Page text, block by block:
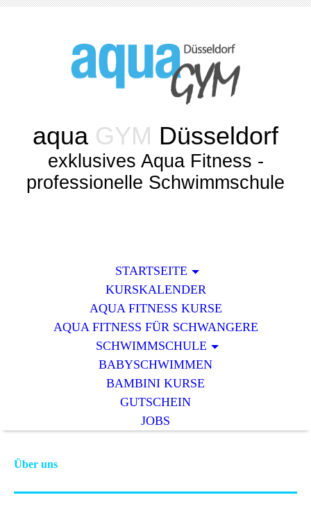
aqua GYM Düsseldorf
exklusives Aqua Fitness -
professionelle Schwimmschule
STARTSEITE
KURSKALENDER
AQUA FITNESS KURSE
AQUA FITNESS FÜR SCHWANGERE
SCHWIMMSCHULE
BABYSCHWIMMEN
BAMBINI KURSE
GUTSCHEIN
JOBS
Über uns